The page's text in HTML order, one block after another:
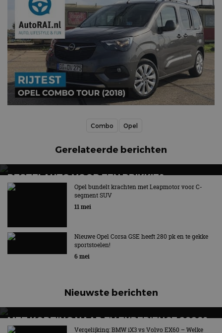
Combo Opel
Gerelateerde berichten
BESTELAUTO VOOR EEN PRIKKIE?
STELLANTIS KOMT MET SMART COMPACT
Opel bundelt krachten met Leapmotor voor C-
segment SUV
11 mei
Nieuwe Opel Corsa GSE heeft 280 pk en te gekke
sportstoelen!
6 mei
Nieuwste berichten
MET KORTING NAAR EV EXPERIENCE 2026?
AUTORAI REGELT HET!Vergelijking: BMW iX3 vs Volvo EX60 – Welke